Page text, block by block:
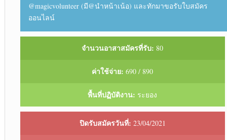
@magicvolunteer (มี@นำหน้าเน้อ) และทักมาขอรับใบสมัคร
ออนไลน์
จำนวนอาสาสมัครที่รับ: 80
ค่าใช้จ่าย: 690 / 890
พื้นที่ปฏิบัติงาน: ระยอง
ปิดรับสมัครวันที่: 23/04/2021